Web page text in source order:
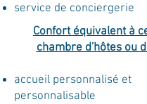
service de conciergerie
Confort équivalent à
chambre d'hôtes ou
accueil personnalisé et
personnalisable